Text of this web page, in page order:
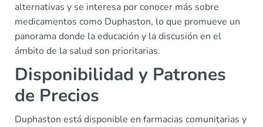
alternativas y se interesa por conocer más sobre
medicamentos como Duphaston, lo que promueve un
panorama donde la educación y la discusión en el
ámbito de la salud son prioritarias.
Disponibilidad y Patrones
de Precios
Duphaston está disponible en farmacias comunitarias y